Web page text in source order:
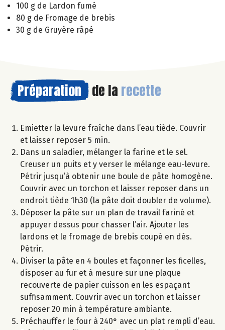
100 g de Lardon fumé
80 g de Fromage de brebis
30 g de Gruyère râpé
Préparation de la recette
Emietter la levure fraîche dans l’eau tiède. Couvrir
et laisser reposer 5 min.
Dans un saladier, mélanger la farine et le sel.
Creuser un puits et y verser le mélange eau-levure.
Pétrir jusqu’à obtenir une boule de pâte homogène.
Couvrir avec un torchon et laisser reposer dans un
endroit tiède 1h30 (la pâte doit doubler de volume).
Déposer la pâte sur un plan de travail fariné et
appuyer dessus pour chasser l’air. Ajouter les
lardons et le fromage de brebis coupé en dés.
Pétrir.
Diviser la pâte en 4 boules et façonner les ficelles,
disposer au fur et à mesure sur une plaque
recouverte de papier cuisson en les espaçant
suffisamment. Couvrir avec un torchon et laisser
reposer 20 min à température ambiante.
Préchauffer le four à 240° avec un plat rempli d’eau.